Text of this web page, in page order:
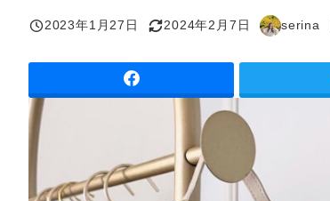
投稿日
2023年1月27日
更新日
2024年2月7日
著
serina